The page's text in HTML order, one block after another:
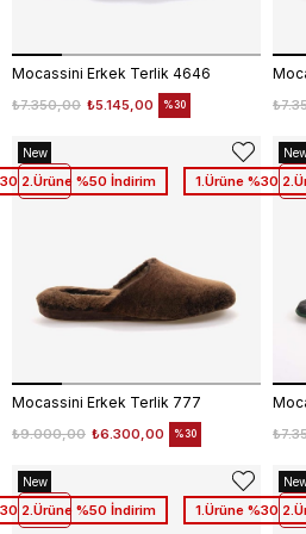
Mocassini Erkek Terlik 4646
₺5.145,00
₺7.350,00 %30
Mocassini Erkek Terlik 777
₺6.300,00
₺9.000,00 %30
New
Item
2.Ürüne %50 İndirim
Item
1.Ürüne %30
New
Item
2.Ürüne %50 İndirim
Item
1.Ürüne %30